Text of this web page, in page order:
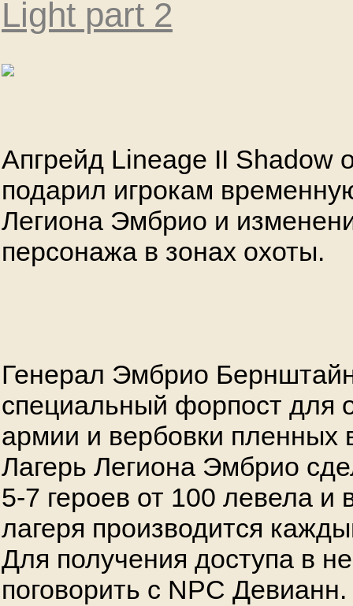
Light part 2
Апгрейд Lineage II Shadow
подарил игрокам
Легиона Эмбрио и
персонажа в зонах охоты.
Генерал Эмбрио
специальный форпост для
армии и вербовки пленных
Лагерь Легиона Эмбрио
5-7 героев от 100 левела и
лагеря производится
Для получения доступа в
поговорить с NPC Девианн.